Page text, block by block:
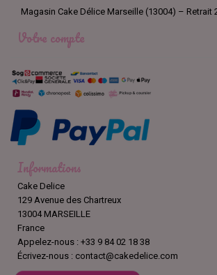
Magasin Cake Délice Marseille (13004) – Retrait
Votre compte
Informations
Cake Delice
129 Avenue des Chartreux
13004 MARSEILLE
France
Appelez-nous : +33 9 84 02 18 38
Écrivez-nous : contact@cakedelice.com